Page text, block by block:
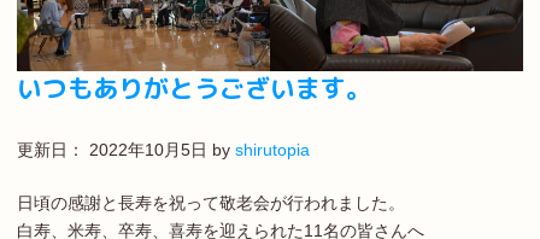
いつもありがとうございます。
更新日： 2022年10月5日 by shirutopia
日頃の感謝と長寿を祝って敬老会が行われました。
白寿、米寿、卒寿、喜寿を迎えられた11名の皆さんへ